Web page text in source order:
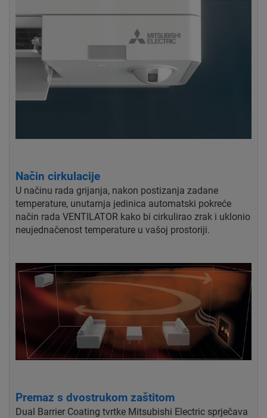
Način cirkulacije
U načinu rada grijanja, nakon postizanja zadane
temperature, unutarnja jedinica automatski pokreće
način rada VENTILATOR kako bi cirkulirao zrak i uklonio
neujednačenost temperature u vašoj prostoriji.
Premaz s dvostrukom zaštitom
Dual Barrier Coating tvrtke Mitsubishi Electric sprječava